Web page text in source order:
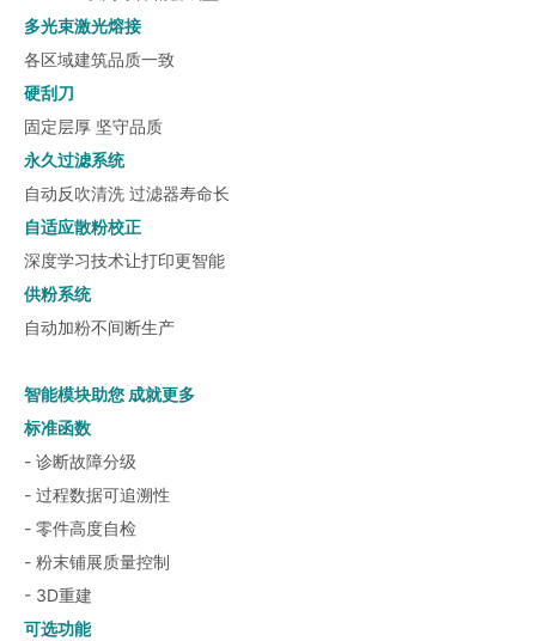
多光束激光熔接
各区域建筑品质一致
硬刮刀
固定层厚 坚守品质
永久过滤系统
自动反吹清洗 过滤器寿命长
自适应散粉校正
深度学习技术让打印更智能
供粉系统
自动加粉不间断生产
智能模块助您 成就更多
标准函数
- 诊断故障分级
- 过程数据可追溯性
- 零件高度自检
- 粉末铺展质量控制
- 3D重建
可选功能